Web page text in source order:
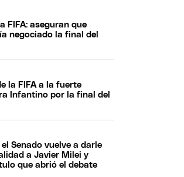
FIFA: aseguran que
negociado la final del
la FIFA a la fuerte
Infantino por la final del
el Senado vuelve a darle
a Javier Milei y
que abrió el debate